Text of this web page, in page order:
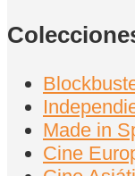
Made in
Cine